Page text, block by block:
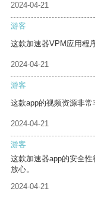
2024-04-21
游客
这款加速器VPM应用程
2024-04-21
游客
这款app的视频资源非常
2024-04-21
游客
这款加速器app的安全
放心。
2024-04-21